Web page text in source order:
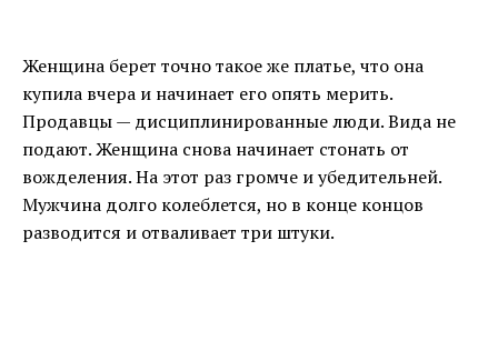
Женщина берет точно такое же платье, что она
купила вчера и начинает его опять мерить.
Продавцы — дисциплинированные люди. Вида не
подают. Женщина снова начинает стонать от
вожделения. На этот раз громче и убедительней.
Мужчина долго колеблется, но в конце концов
разводится и отваливает три штуки.